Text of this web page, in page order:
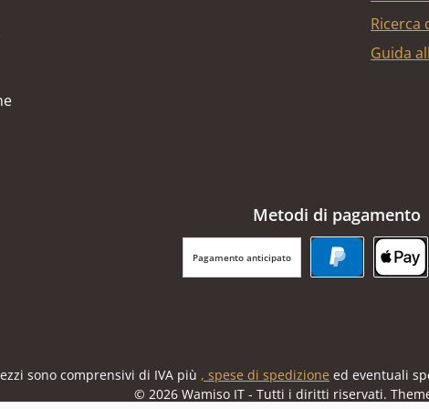
Ricerca
Guida
Metodi di pagamento
Pagamento anticipato
sono comprensivi di IVA più , spese di spedizione ed eventuali
© 2026 Wamiso IT - Tutti i diritti riservati.